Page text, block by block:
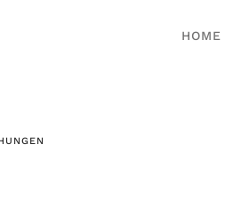
HOME